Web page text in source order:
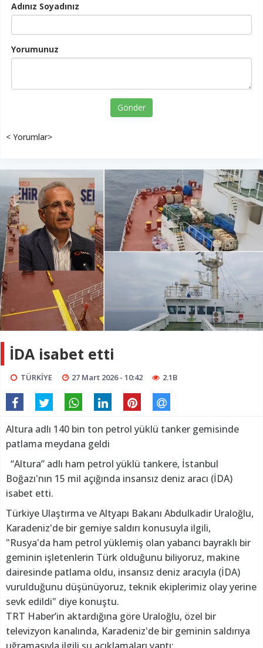
Adınız Soyadınız
Yorumunuz
Gönder
< Yorumlar>
İDA isabet etti
TÜRKİYE 27 Mart 2026 - 10:42 2.1B
Altura adlı 140 bin ton petrol yüklü tanker gemisinde
patlama meydana geldi
“Altura” adlı ham petrol yüklü tankere, İstanbul
Boğazı'nın 15 mil açığında insansız deniz aracı (İDA)
isabet etti.
Türkiye Ulaştırma ve Altyapı Bakanı Abdulkadir Uraloğlu,
Karadeniz'de bir gemiye saldırı konusuyla ilgili,
"Rusya'da ham petrol yüklemiş olan yabancı bayraklı bir
geminin işletenlerin Türk olduğunu biliyoruz, makine
dairesinde patlama oldu, insansız deniz aracıyla (İDA)
vurulduğunu düşünüyoruz, teknik ekiplerimiz olay yerine
sevk edildi" diye konuştu.
TRT Haber’in aktardığına göre Uraloğlu, özel bir
televizyon kanalında, Karadeniz'de bir geminin saldırıya